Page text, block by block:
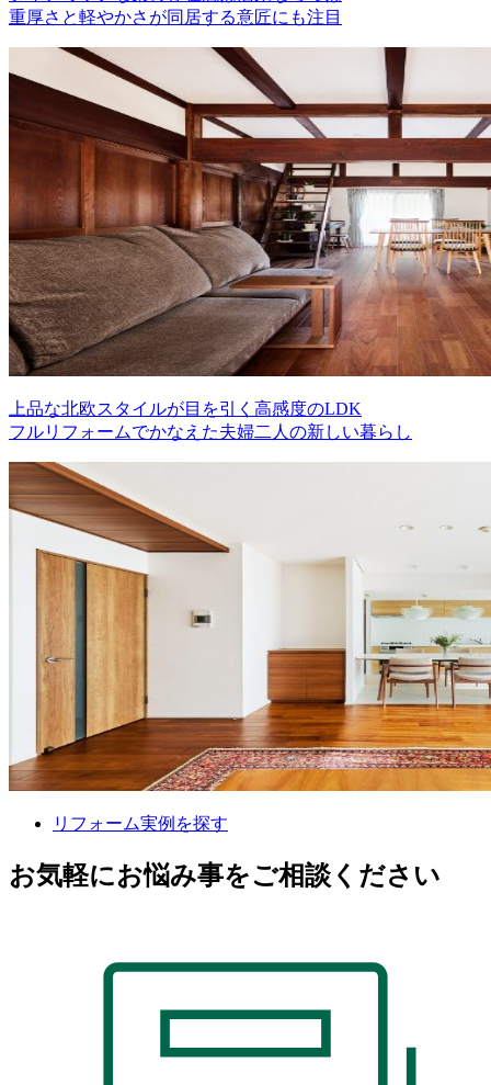
重厚さと軽やかさが同居する意匠にも注目
上品な北欧スタイルが目を引く高感度のLDK
フルリフォームでかなえた夫婦二人の新しい暮らし
リフォーム実例を探す
お気軽にお悩み事をご相談ください